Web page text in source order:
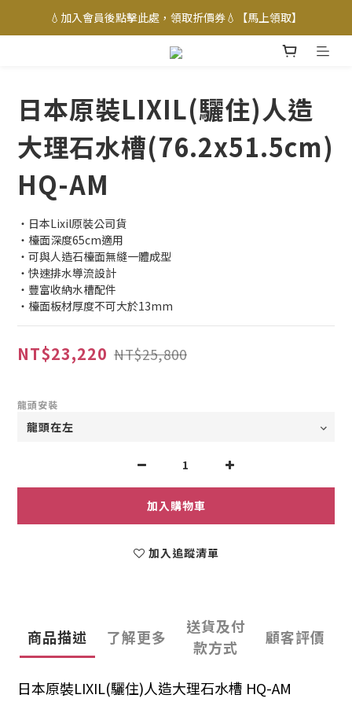
💧加入會員後點擊此處，領取折價券💧【馬上領取】
日本原裝LIXIL(驪住)人造
大理石水槽(76.2x51.5cm)
HQ-AM
・日本Lixil原裝公司貨
・檯面深度65cm適用
・可與人造石檯面無縫一體成型
・快速排水導流設計
・豐富收納水槽配件
・檯面板材厚度不可大於13mm
NT$23,220 NT$25,800
龍頭安裝
加入購物車
加入追蹤清單
商品描述 了解更多
送貨及付
款方式
顧客評價
日本原裝LIXIL(驪住)人造大理石水槽 HQ-AM